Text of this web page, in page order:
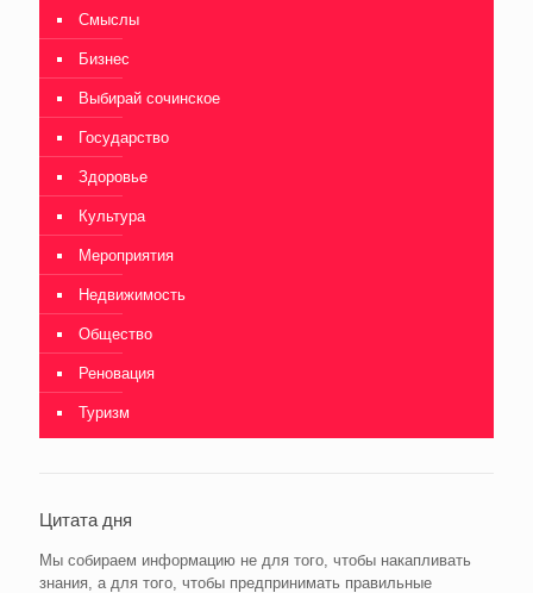
Смыслы
Бизнес
Выбирай сочинское
Государство
Здоровье
Культура
Мероприятия
Недвижимость
Общество
Реновация
Туризм
Цитата дня
Мы собираем информацию не для того, чтобы накапливать
знания, а для того, чтобы предпринимать правильные